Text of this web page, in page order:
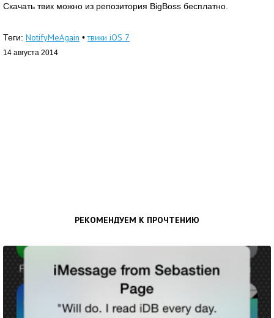
Скачать твик можно из репозитория BigBoss бесплатно.
Теги: NotifyMeAgain •твики iOS 7
14 августа 2014
РЕКОМЕНДУЕМ К ПРОЧТЕНИЮ